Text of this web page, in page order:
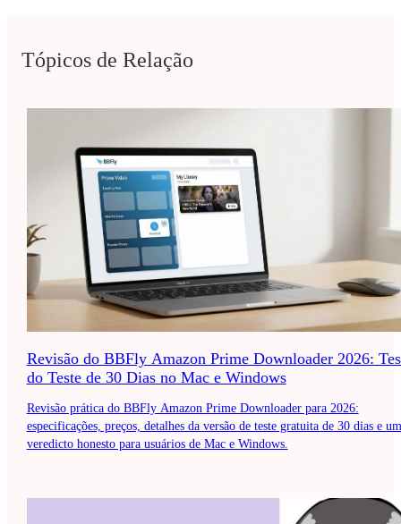
Tópicos de Relação
Revisão do BBFly Amazon Prime Downloader 2026:
do Teste de 30 Dias no Mac e Windows
Revisão prática do BBFly Amazon Prime Downloader para 2026:
especificações, preços, detalhes da versão de teste gratuita de 30 dias e um
veredicto honesto para usuários de Mac e Windows.